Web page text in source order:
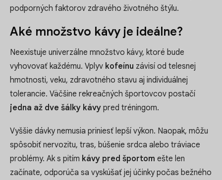
podporných faktorov zdravého životného štýlu.
Aké množstvo kávy je ideálne?
Neexistuje univerzálne množstvo kávy, ktoré bude
vyhovovať každému. Vplyv kofeínu závisí od telesnej
hmotnosti, veku, zdravotného stavu aj individuálnej
tolerancie. Väčšine rekreačných športovcov postačí
jedna až dve šálky kávy pred tréningom.
Vyššie dávky nemusia priniesť lepší výkon. Naopak, môžu
spôsobiť nervozitu, tras, búšenie srdca alebo tráviace
problémy. Ak s pitím kávy pred športom ešte len
začínate, odporúča sa vyskúšať jej účinky počas bežného